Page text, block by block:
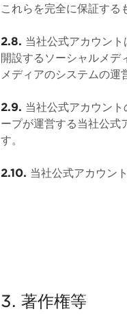
これらを完全に保証する
2.8. 当社公式アカウン
開設するソーシャルメデ
メディアのシステムの運
2.9. 当社公式アカウン
ープが運営する当社公式
す。
2.10. 当社公式アカウン
3. 著作権等